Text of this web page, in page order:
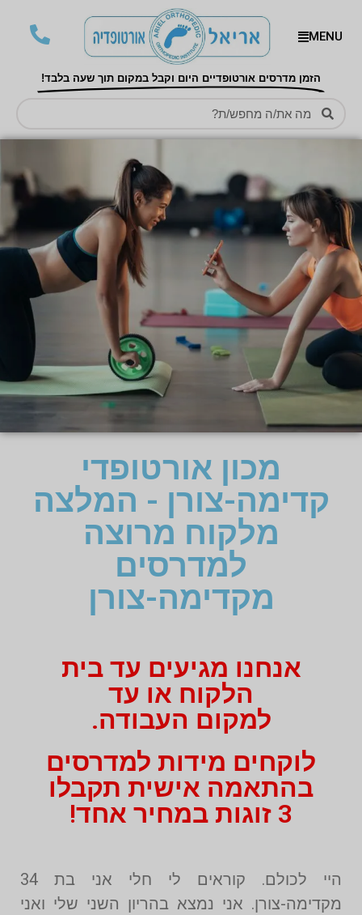
MENU
הזמן מדרסים אורטופדיים היום וקבל במקום תוך שעה בלבד!
מכון אורטופדי
קדימה-צורן - המלצה
מלקוח מרוצה
למדרסים
מקדימה-צורן
אנחנו מגיעים עד בית
הלקוח או עד
למקום העבודה.
לוקחים מידות למדרסים
בהתאמה אישית תקבלו
3 זוגות במחיר אחד!
היי לכולם. קוראים לי חלי אני בת 34
מקדימה-צורן. אני נמצא בהריון השני שלי ואני